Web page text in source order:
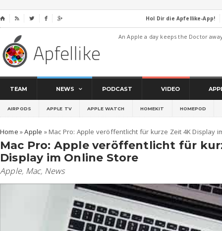
⌂     Hol Dir die Apfellike-App!
An Apple a day keeps the Doctor
TEAM NEWS PODCAST VIDEO
AIRPODS APPLE TV APPLE WATCH HOMEKIT HOMEPOD
Home »Apple » Mac Pro: Apple veröffentlicht für kurze Zeit 4K Display
Mac Pro: Apple veröffentlicht für
Display im Online Store
Apple, Mac, News